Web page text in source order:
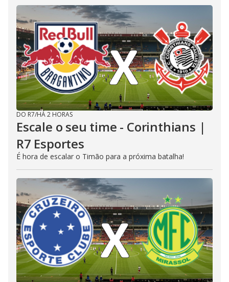
DO R7/HÁ 2 HORAS
Escale o seu time - Corinthians |
R7 Esportes
É hora de escalar o Timão para a próxima batalha!